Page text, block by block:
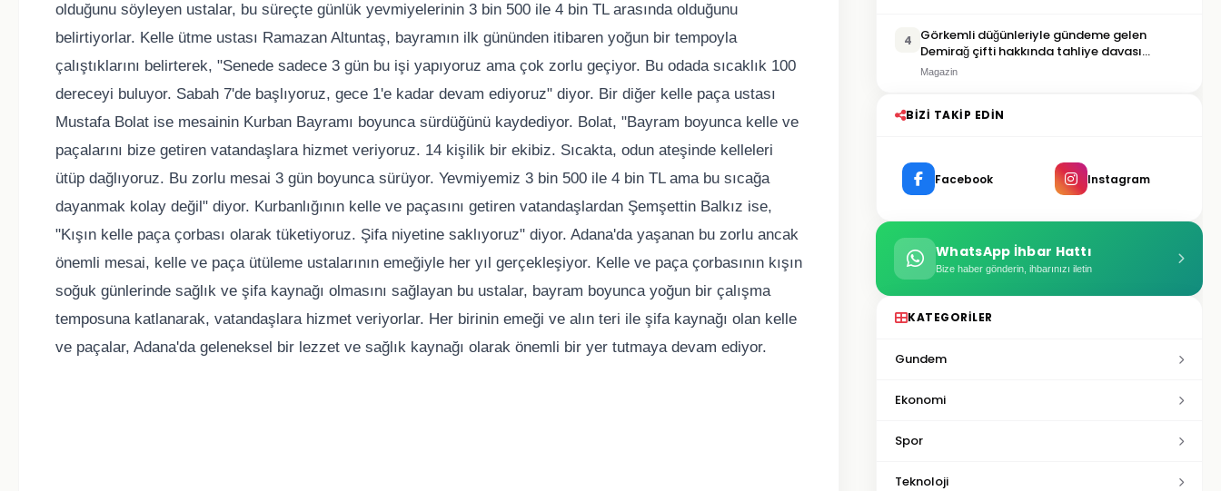
olduğunu söyleyen ustalar, bu süreçte günlük yevmiyelerinin 3 bin 500 ile 4 bin TL arasında olduğunu
belirtiyorlar. Kelle ütme ustası Ramazan Altuntaş, bayramın ilk gününden itibaren yoğun bir tempoyla
çalıştıklarını belirterek, "Senede sadece 3 gün bu işi yapıyoruz ama çok zorlu geçiyor. Bu odada sıcaklık 100
dereceyi buluyor. Sabah 7'de başlıyoruz, gece 1'e kadar devam ediyoruz" diyor. Bir diğer kelle paça ustası
Mustafa Bolat ise mesainin Kurban Bayramı boyunca sürdüğünü kaydediyor. Bolat, "Bayram boyunca kelle ve
paçalarını bize getiren vatandaşlara hizmet veriyoruz. 14 kişilik bir ekibiz. Sıcakta, odun ateşinde kelleleri
ütüp dağlıyoruz. Bu zorlu mesai 3 gün boyunca sürüyor. Yevmiyemiz 3 bin 500 ile 4 bin TL ama bu sıcağa
dayanmak kolay değil" diyor. Kurbanlığının kelle ve paçasını getiren vatandaşlardan Şemşettin Balkız ise,
"Kışın kelle paça çorbası olarak tüketiyoruz. Şifa niyetine saklıyoruz" diyor. Adana'da yaşanan bu zorlu ancak
önemli mesai, kelle ve paça ütüleme ustalarının emeğiyle her yıl gerçekleşiyor. Kelle ve paça çorbasının kışın
soğuk günlerinde sağlık ve şifa kaynağı olmasını sağlayan bu ustalar, bayram boyunca yoğun bir çalışma
temposuna katlanarak, vatandaşlara hizmet veriyorlar. Her birinin emeği ve alın teri ile şifa kaynağı olan kelle
ve paçalar, Adana'da geleneksel bir lezzet ve sağlık kaynağı olarak önemli bir yer tutmaya devam ediyor.
4
Görkemli düğünleriyle gündeme gelen
Demirağ çifti hakkında tahliye davası
iddiası
Magazin
BIZI TAKIP EDIN
Facebook Instagram
WhatsApp İhbar Hattı
Bize haber gönderin, ihbarınızı iletin
KATEGORILER
Gundem
Ekonomi
Spor
Teknoloji